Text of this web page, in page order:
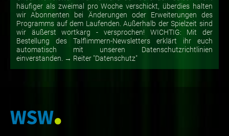
häufiger als zweimal pro Woche verschickt, überdies halten
wir Abonnenten bei Änderungen oder Erweiterungen des
Programms auf dem Laufenden. Außerhalb der Spielzeit sind
wir äußerst wortkarg - versprochen! WICHTIG: Mit der
Bestellung des Talflimmern-Newsletters erklärt ihr euch
automatisch mit unseren Datenschutzrichtlinien
einverstanden. → Reiter "Datenschutz"